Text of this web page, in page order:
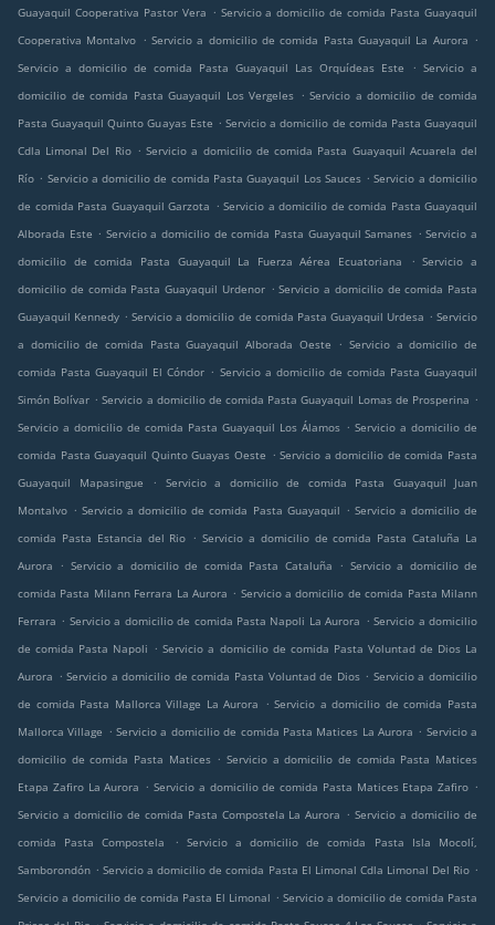
Guayaquil Cooperativa Pastor Vera . Servicio a domicilio de comida Pasta Guayaquil
Cooperativa Montalvo . Servicio a domicilio de comida Pasta Guayaquil La Aurora .
Servicio a domicilio de comida Pasta Guayaquil Las Orquídeas Este
. Servicio a
domicilio de comida Pasta Guayaquil Los Vergeles . Servicio a domicilio de comida
Pasta Guayaquil Quinto Guayas Este . Servicio a domicilio de comida Pasta Guayaquil
Cdla Limonal Del Rio . Servicio a domicilio de comida Pasta Guayaquil Acuarela del
Río . Servicio a domicilio de comida Pasta Guayaquil Los Sauces . Servicio a domicilio
de comida Pasta Guayaquil Garzota . Servicio a domicilio de comida Pasta Guayaquil
Alborada Este . Servicio a domicilio de comida Pasta Guayaquil Samanes . Servicio a
domicilio de comida Pasta Guayaquil La Fuerza Aérea Ecuatoriana
. Servicio a
domicilio de comida Pasta Guayaquil Urdenor . Servicio a domicilio de comida Pasta
Guayaquil Kennedy . Servicio a domicilio de comida Pasta Guayaquil Urdesa . Servicio
a domicilio de comida Pasta Guayaquil Alborada Oeste
. Servicio a domicilio de
comida Pasta Guayaquil El Cóndor . Servicio a domicilio de comida Pasta Guayaquil
Simón Bolívar . Servicio a domicilio de comida Pasta Guayaquil Lomas de Prosperina .
Servicio a domicilio de comida Pasta Guayaquil Los Álamos . Servicio a domicilio de
comida Pasta Guayaquil Quinto Guayas Oeste . Servicio a domicilio de comida Pasta
Guayaquil Mapasingue
.
Servicio a domicilio de comida Pasta Guayaquil Juan
Montalvo . Servicio a domicilio de comida Pasta Guayaquil . Servicio a domicilio de
comida Pasta Estancia del Rio . Servicio a domicilio de comida Pasta Cataluña La
Aurora
. Servicio a domicilio de comida Pasta Cataluña . Servicio a domicilio de
comida Pasta Milann Ferrara La Aurora . Servicio a domicilio de comida Pasta Milann
Ferrara . Servicio a domicilio de comida Pasta Napoli La Aurora . Servicio a domicilio
de comida Pasta Napoli . Servicio a domicilio de comida Pasta Voluntad de Dios La
Aurora . Servicio a domicilio de comida Pasta Voluntad de Dios . Servicio a domicilio
de comida Pasta Mallorca Village La Aurora
. Servicio a domicilio de comida Pasta
Mallorca Village . Servicio a domicilio de comida Pasta Matices La Aurora . Servicio a
domicilio de comida Pasta Matices . Servicio a domicilio de comida Pasta Matices
Etapa Zafiro La Aurora . Servicio a domicilio de comida Pasta Matices Etapa Zafiro .
Servicio a domicilio de comida Pasta Compostela La Aurora . Servicio a domicilio de
comida Pasta Compostela
. Servicio a domicilio de comida Pasta Isla Mocolí,
Samborondón . Servicio a domicilio de comida Pasta El Limonal Cdla Limonal Del Rio .
Servicio a domicilio de comida Pasta El Limonal . Servicio a domicilio de comida Pasta